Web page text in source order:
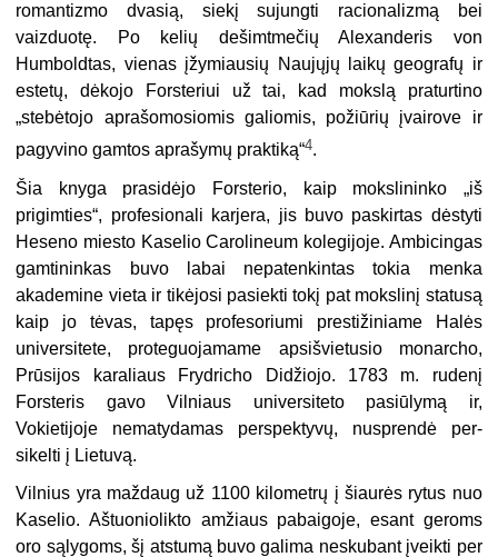
romantizmo dva­sią, siekį sujungti racionalizmą bei
vaizduotę. Po kelių dešimtmečių Alexanderis von
Humboldtas, vienas įžymiausių Naujųjų laikų geografų ir
estetų, dėkojo Fors­teriui už tai, kad mokslą praturtino
„stebėtojo aprašomosiomis galiomis, požiūrių įvairove ir
pagyvino gamtos aprašymų praktiką“4.
Šia knyga prasidėjo Forsterio, kaip mokslininko „iš
prigimties“, profesionali karjera, jis buvo paskirtas dėstyti
Heseno miesto Kaselio Carolineum kolegijoje. Ambicingas
gamtininkas buvo labai nepatenkintas tokia menka
akademine vie­ta ir tikėjosi pasiekti tokį pat mokslinį statusą
kaip jo tėvas, tapęs profesoriumi prestižiniame Halės
universitete, proteguojamame apsišvietusio monarcho,
Prū­sijos karaliaus Frydricho Didžiojo. 1783 m. rudenį
Forsteris gavo Vilniaus uni­versiteto pasiūlymą ir,
Vokietijoje nematydamas perspektyvų, nusprendė per­
sikelti į Lietuvą.
Vilnius yra maždaug už 1100 kilometrų į šiaurės rytus nuo
Kaselio. Aštuo­niolikto amžiaus pabaigoje, esant geroms
oro sąlygoms, šį atstumą buvo galima neskubant įveikti per